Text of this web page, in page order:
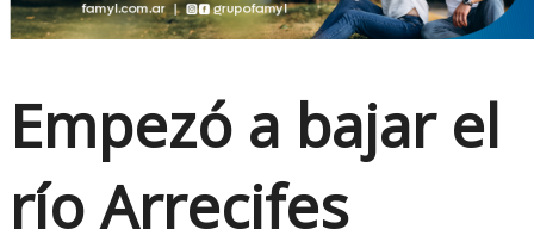
Empezó a bajar el
río Arrecifes